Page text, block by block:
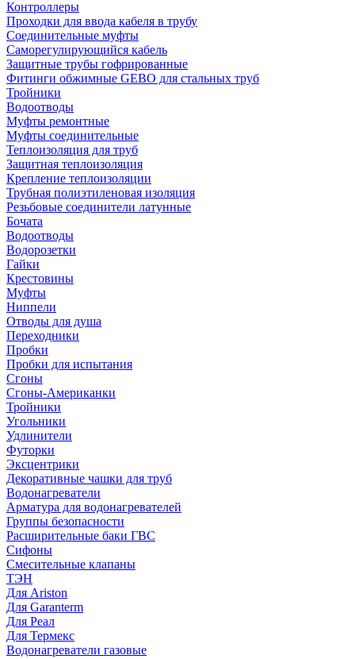
Контроллеры
Проходки для ввода кабеля в трубу
Соединительные муфты
Саморегулирующийся кабель
Защитные трубы гофрированные
Фитинги обжимные GEBO для стальных труб
Тройники
Водоотводы
Муфты ремонтные
Муфты соединительные
Теплоизоляция для труб
Защитная теплоизоляция
Крепление теплоизоляции
Трубная полиэтиленовая изоляция
Резьбовые соединители латунные
Бочата
Водоотводы
Водорозетки
Гайки
Крестовины
Муфты
Ниппели
Отводы для душа
Переходники
Пробки
Пробки для испытания
Сгоны
Сгоны-Американки
Тройники
Угольники
Удлинители
Футорки
Эксцентрики
Декоративные чашки для труб
Водонагреватели
Арматура для водонагревателей
Группы безопасности
Расширительные баки ГВС
Сифоны
Смесительные клапаны
ТЭН
Для Ariston
Для Garanterm
Для Реал
Для Термекс
Водонагреватели газовые